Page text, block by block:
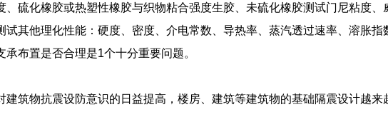
、硫化橡胶或热塑性橡胶与织物粘合强度生胶、未硫化橡胶测试门尼粘度
试其他理化性能：硬度、密度、介电常数、导热率、蒸汽透过速率、溶胀指
布置是否合理是1个十分重要问题。
建筑物抗震设防意识的日益提高，楼房、建筑等建筑物的基础隔震设计越